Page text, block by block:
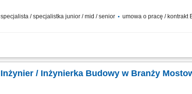
specjalista / specjalistka junior / mid / senior umowa o pracę / kontrakt
Zakres zadań: Bezpośredni nadzór nad wykonywanymi robotami, w
Inżynier / Inżynierka Budowy w Branży